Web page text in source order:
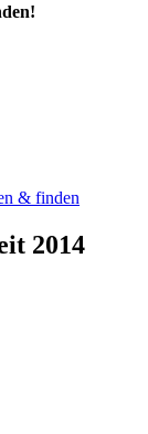
2014